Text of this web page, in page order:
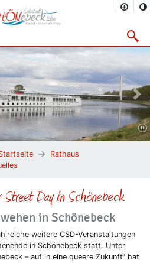
Rathaus
Day in Schönebeck
in Schönebeck
weitere CSD-Veranstaltungen
in Schönebeck statt. Unter
– auf in eine queere Zukunft“ hat